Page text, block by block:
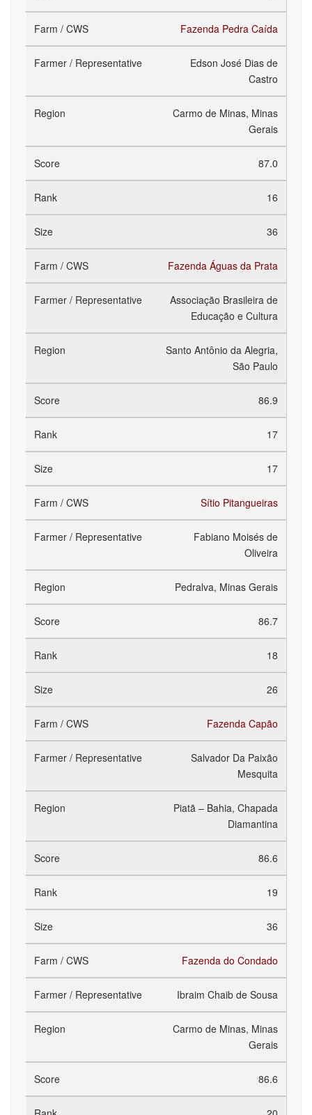
Fazenda Pedra Caída
Edson José Dias de
Castro
Carmo de Minas, Minas
Gerais
87.0
16
36
Fazenda Águas da Prata
Associação Brasileira de
Educação e Cultura
Santo Antônio da Alegria,
São Paulo
86.9
17
17
Sítio Pitangueiras
Fabiano Moisés de
Oliveira
Pedralva, Minas Gerais
86.7
18
26
Fazenda Capão
Salvador Da Paixão
Mesquita
Piatã – Bahia, Chapada
Diamantina
86.6
19
36
Fazenda do Condado
Ibraim Chaib de Sousa
Carmo de Minas, Minas
Gerais
86.6